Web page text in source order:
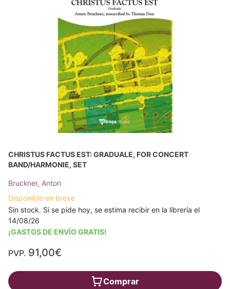
CHRISTUS FACTUS EST: GRADUALE, FOR CONCERT
BAND/HARMONIE, SET
Bruckner, Anton
Disponible en breve
Sin stock. Si se pide hoy, se estima recibir en la librería el
14/08/26
¡GASTOS DE ENVÍO GRATIS!
PVP. 91,00€
Comprar